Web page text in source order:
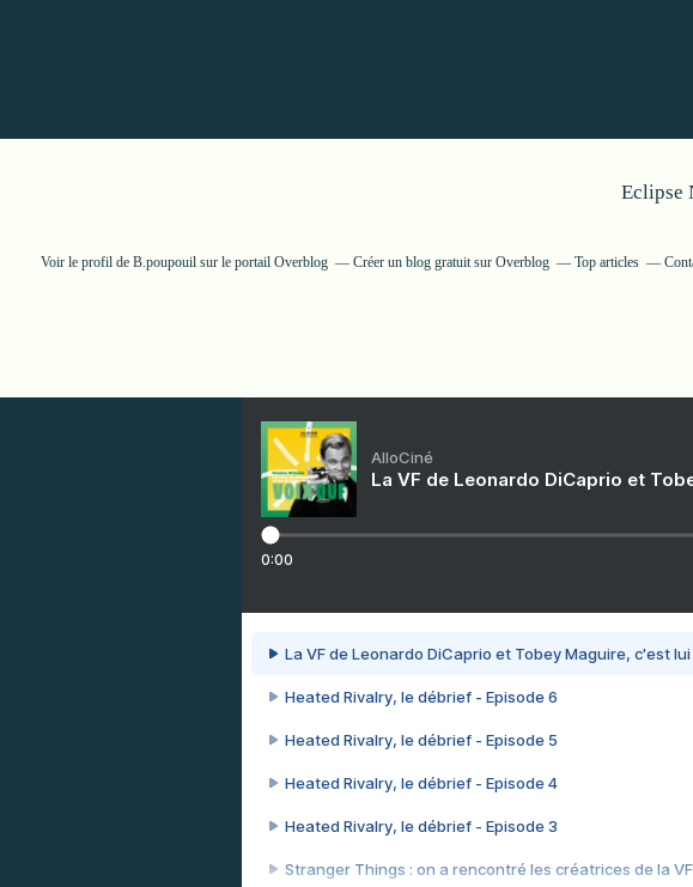
Eclipse
Voir le profil de B.poupouil sur le portail Overblog Créer un blog gratuit sur Overblog Top articles
AlloCiné
La VF de Leonardo DiCaprio et
0:00
La VF de Leonardo DiCaprio et Tobey Maguire, c'est
Heated Rivalry, le débrief - Episode 6
Heated Rivalry, le débrief - Episode 5
Heated Rivalry, le débrief - Episode 4
Heated Rivalry, le débrief - Episode 3
Stranger Things : on a rencontré les créatrices de la VF